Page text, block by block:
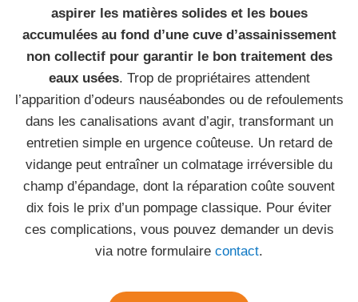
aspirer les matières solides et les boues
accumulées au fond d’une cuve d’assainissement
non collectif pour garantir le bon traitement des
eaux usées. Trop de propriétaires attendent
l’apparition d’odeurs nauséabondes ou de refoulements
dans les canalisations avant d’agir, transformant un
entretien simple en urgence coûteuse. Un retard de
vidange peut entraîner un colmatage irréversible du
champ d’épandage, dont la réparation coûte souvent
dix fois le prix d’un pompage classique. Pour éviter
ces complications, vous pouvez demander un devis
via notre formulaire contact.